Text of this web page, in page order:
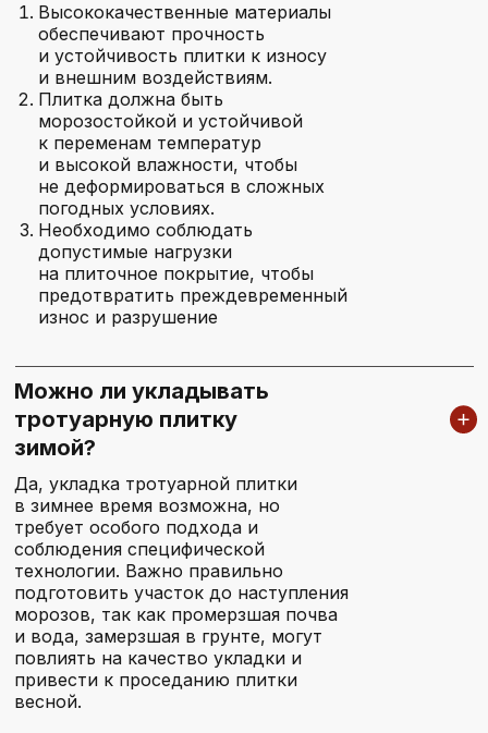
Высококачественные материалы
обеспечивают прочность
и устойчивость плитки к износу
и внешним воздействиям.
Плитка должна быть
морозостойкой и устойчивой
к переменам температур
и высокой влажности, чтобы
не деформироваться в сложных
погодных условиях.
Необходимо соблюдать
допустимые нагрузки
на плиточное покрытие, чтобы
предотвратить преждевременный
износ и разрушение
Можно ли укладывать
тротуарную плитку
зимой?
Да, укладка тротуарной плитки
в зимнее время возможна, но
требует особого подхода и
соблюдения специфической
технологии. Важно правильно
подготовить участок до наступления
морозов, так как промерзшая почва
и вода, замерзшая в грунте, могут
повлиять на качество укладки и
привести к проседанию плитки
весной.
РЕГИОНЫ РАБОТЫ